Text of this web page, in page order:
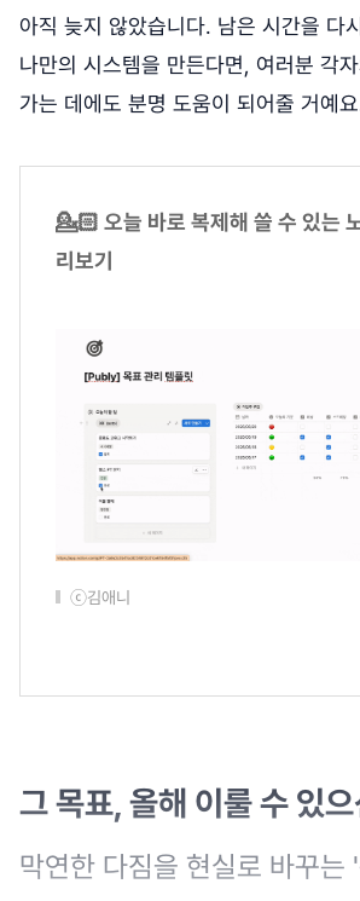
아직 늦지 않았습니다. 남은 시간을 다
나만의 시스템을 만든다면, 여러분 각
가는 데에도 분명 도움이 되어줄 거예
💁🏻 오늘 바로 복제해 쓸 수 있는
리보기
ⓒ김애니
그 목표, 올해 이룰 수 있
막연한 다짐을 현실로 바꾸는